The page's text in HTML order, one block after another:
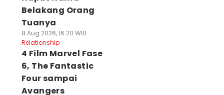
Belakang Orang
Tuanya
8 Aug 2026, 16:20 WIB
Relationship
4 Film Marvel Fase
6, The Fantastic
Four sampai
Avangers